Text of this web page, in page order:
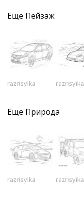
Еще Пейзаж
razrisyika razrisyika
Еще Природа
razrisyika razrisyika